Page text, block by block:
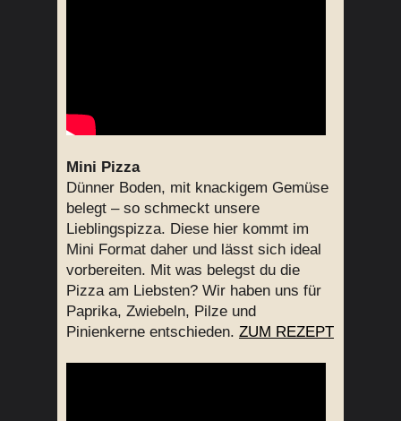
Mini Pizza
Dünner Boden, mit knackigem Gemüse
belegt – so schmeckt unsere
Lieblingspizza. Diese hier kommt im
Mini Format daher und lässt sich ideal
vorbereiten. Mit was belegst du die
Pizza am Liebsten? Wir haben uns für
Paprika, Zwiebeln, Pilze und
Pinienkerne entschieden. ZUM REZEPT